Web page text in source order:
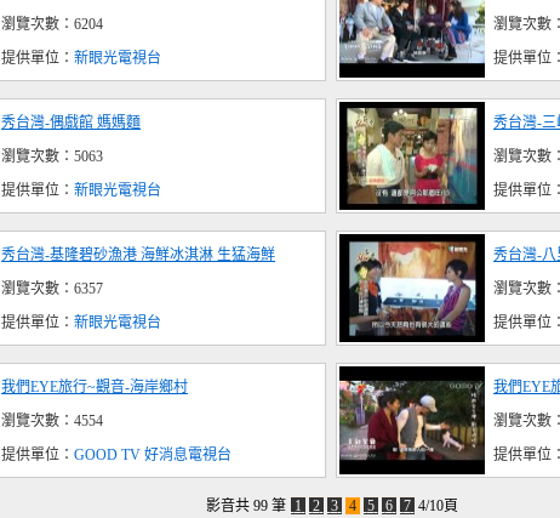
瀏覽次數：6204
提供單位： 新眼光電視台
瀏覽次數
提供單位：
秀台灣-偶戲館 媽媽麵
瀏覽次數：5063
提供單位： 新眼光電視台
秀台灣-三
瀏覽次數
提供單位：
秀台灣-基隆碧砂漁港 海鮮冰淇淋 生猛海鮮
瀏覽次數：6357
提供單位： 新眼光電視台
秀台灣-八
瀏覽次數
提供單位：
我們EYE旅行~觀音-海岸鄉村
瀏覽次數：4554
提供單位： GOOD TV 好消息電視台
我們EYE
瀏覽次數
提供單位：
影音共 99 筆 1 2 3 4 5 6 7 4/10頁